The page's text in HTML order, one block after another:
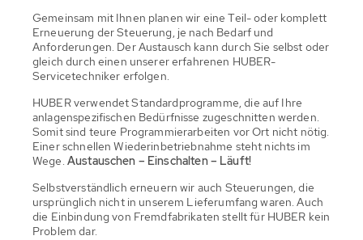
Gemeinsam mit Ihnen planen wir eine Teil- oder komplett
Erneuerung der Steuerung, je nach Bedarf und
Anforderungen. Der Austausch kann durch Sie selbst oder
gleich durch einen unserer erfahrenen HUBER-
Servicetechniker erfolgen.
HUBER verwendet Standardprogramme, die auf Ihre
anlagenspezifischen Bedürfnisse zugeschnitten werden.
Somit sind teure Programmierarbeiten vor Ort nicht nötig.
Einer schnellen Wiederinbetriebnahme steht nichts im
Wege. Austauschen – Einschalten – Läuft!
Selbstverständlich erneuern wir auch Steuerungen, die
ursprünglich nicht in unserem Lieferumfang waren. Auch
die Einbindung von Fremdfabrikaten stellt für HUBER kein
Problem dar.